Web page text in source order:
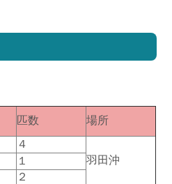
匹数
場所
４
羽田沖
１
２